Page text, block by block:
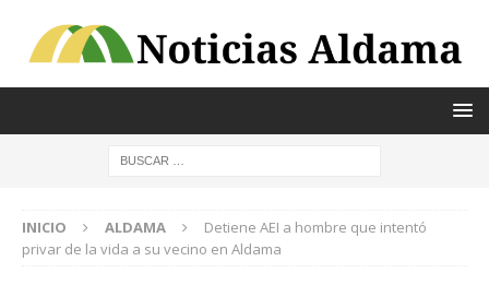
INICIO ALDAMA
Detiene AEI a hombre que intentó
privar de la vida a su vecino en Aldama